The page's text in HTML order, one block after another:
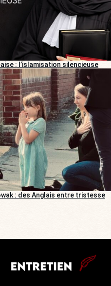
: l’islamisation silencieuse
: des Anglais entre tristesse